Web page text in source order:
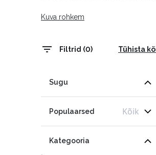
Kuva rohkem
Filtrid (0) Tühista
Sugu
Populaarsed Kõik
Kategooria